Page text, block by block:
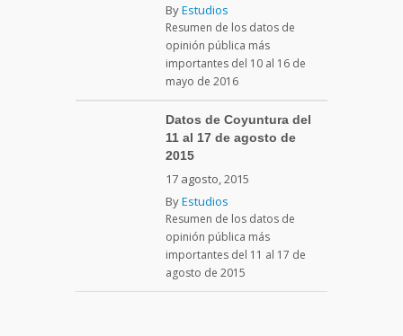
ByEstudios
Resumen de los datos de
opinión pública más
importantes del 10 al 16 de
mayo de 2016
Datos de Coyuntura del
11 al 17 de agosto de
2015
17 agosto, 2015
ByEstudios
Resumen de los datos de
opinión pública más
importantes del 11 al 17 de
agosto de 2015